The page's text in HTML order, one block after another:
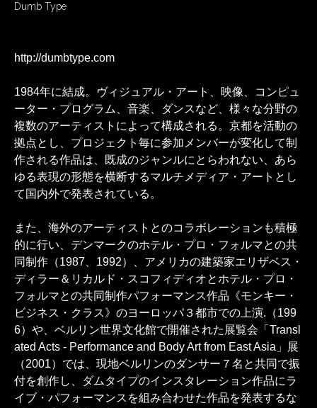
Dumb Type
http://dumbtype.com
1984年に結成。ヴィジュアル・アート、映像、コンピュ
ーター・プログラム、音楽、ダンスなど、様々な分野の
複数のアーティストによって構成される。京都を活動の
拠点とし、プロジェクト毎に参加メンバーが変化して制
作される作品は、既成のジャンルにとらわれない、あら
ゆる表現の形態を横断するマルチメディア・アートとし
て国内外で発表されている。
また、海外のアーティストとのコラボレーションも積極
的に行い、デンマークのホテル・プロ・フォルマとの共
同制作（1987、1992）、アメリカの建築家エリザベス・
ディラー＆リカルド・スコフィディオとホテル・プロ・
フォルマとの共同制作パフォーマンス作品《モンキー・
ビジネス・クラス》のヨーロッパ３都市での上演.（199
6）や、ベルリン世界文化館で開催された展覧会「Transl
ated Acts - Performance and Body Art from East Asia」展
（2001）では、現地ベルリンのダンサー７名と共同で振
付を創作し、ダムタイプのインスタレーション作品にラ
イブ・パフォーマンスを組み合わせた作品を発表するな